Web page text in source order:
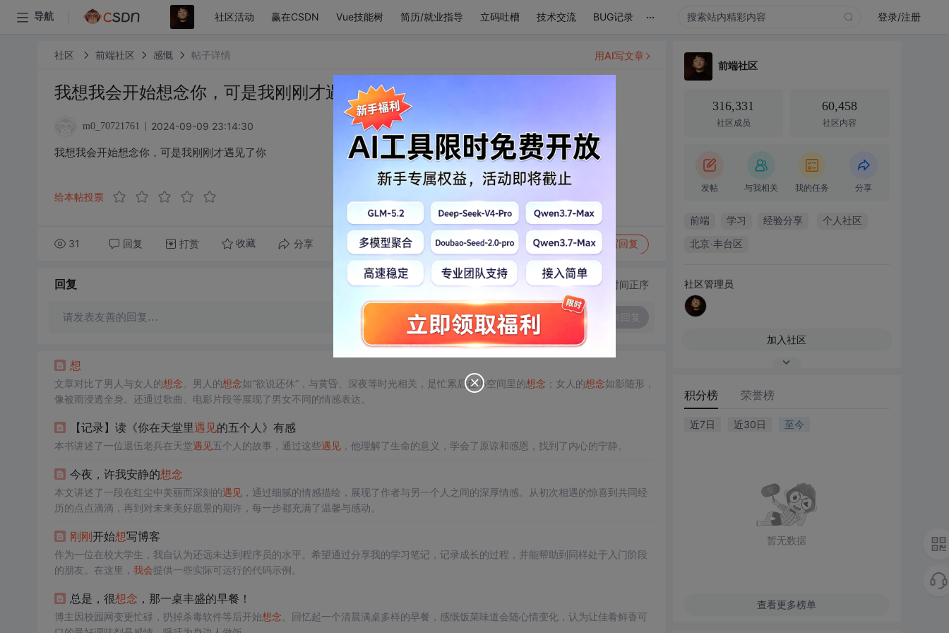
导航 社区活动 赢在CSDN Vue技能树 简历/就业指导 立码吐槽 技术交流 BUG记录 ... 登录/注册
社区 前端社区 感慨 帖子详情
我想我会开始想念你，可是我刚刚才遇见了你
m0_70721761 2024-09-09 23:14:30
我想我会开始想念你，可是我刚刚才遇见了你
给本帖投票
31 回复 打赏 收藏 分享 转发到动态 举报 写回复
用AI写文章
回复 切换为时间正序
请发表友善的回复…
想
文章对比了男人与女人的想念 。男人的想念如“欲说还休”，与黄昏、深夜等时光相关，是忙累后在小空间里的想念 ；女人的想念如影随形，
像被雨浸透全身。还通过歌曲、电影片段等展现了男女不同的情感表达。
【记录】读《你在天堂里遇见的五个人》有感
本书讲述了一位退伍老兵在天堂遇见五个人的故事，通过这些遇见，他理解了生命的意义，学会了原谅和感恩，找到了内心的宁静。
今夜，许我安静的想念
本文讲述了一段在红尘中美丽而深刻的遇见，通过细腻的情感描绘，展现了作者与另一个人之间的深厚情感。从初次相遇的惊喜到共同经
历的点点滴滴，再到对未来美好愿景的期许，每一步都充满了温馨与感动。
刚刚开始想写博客
作为一位在校大学生，我自认为还远未达到程序员的水平。希望通过分享我的学习笔记，记录成长的过程，并能帮助到同样处于入门阶段
的朋友。在这里， 我会提供一些实际可运行的代码示例。
总是，很想念 ，那一桌丰盛的早餐！
博主因校园网变更忙碌，扔掉杀毒软件等后开始想念 。回忆起一个清晨满桌多样的早餐，感慨饭菜味道会随心情变化，认为让佳肴鲜香可
前端社区
316,331
社区成员
60,458
社区内容
发帖 与我相关 我的任务 分享
前端 学习 经验分享 个人社区
北京·丰台区
社区管理员
加入社区
积分榜 荣誉榜
近7日 近30日 至今
暂无数据
查看更多榜单